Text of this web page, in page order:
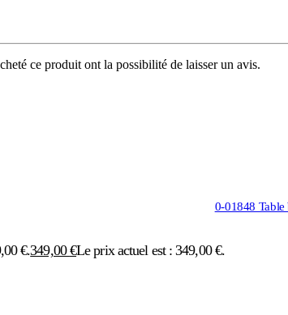
ce produit ont la possibilité de laisser un avis.
0-01848 Table
€.349,00€Le prix actuel est : 349,00 €.